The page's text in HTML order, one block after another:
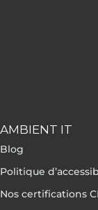
AMBIENT IT
Blog
Politique
Nos certifications